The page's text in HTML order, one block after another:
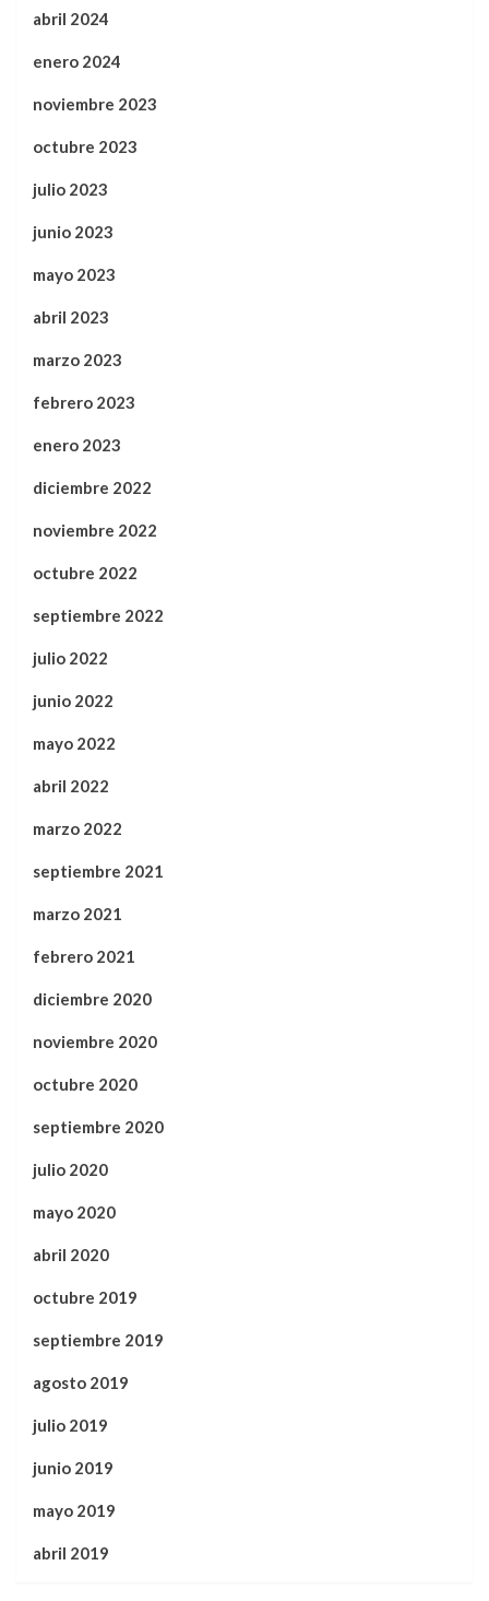
abril 2024
enero 2024
noviembre 2023
octubre 2023
julio 2023
junio 2023
mayo 2023
abril 2023
marzo 2023
febrero 2023
enero 2023
diciembre 2022
noviembre 2022
octubre 2022
septiembre 2022
julio 2022
junio 2022
mayo 2022
abril 2022
marzo 2022
septiembre 2021
marzo 2021
febrero 2021
diciembre 2020
noviembre 2020
octubre 2020
septiembre 2020
julio 2020
mayo 2020
abril 2020
octubre 2019
septiembre 2019
agosto 2019
julio 2019
junio 2019
mayo 2019
abril 2019